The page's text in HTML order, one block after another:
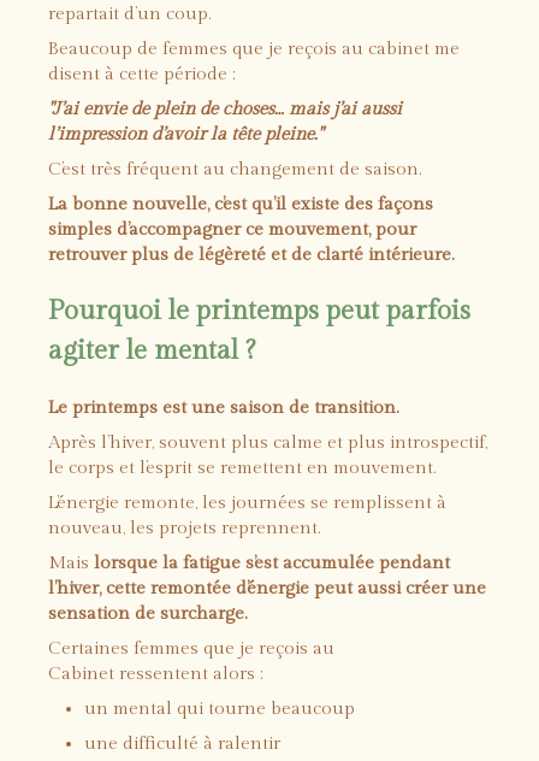
repartait d’un coup.
Beaucoup de femmes que je reçois au cabinet me
disent à cette période :
"J’ai envie de plein de choses… mais j’ai aussi
l’impression d’avoir la tête pleine."
C’est très fréquent au changement de saison.
La bonne nouvelle, c’est qu’il existe des façons
simples d’accompagner ce mouvement, pour
retrouver plus de légèreté et de clarté intérieure.
Pourquoi le printemps peut parfois
agiter le mental ?
Le printemps est une saison de transition.
Après l’hiver, souvent plus calme et plus introspectif,
le corps et l’esprit se remettent en mouvement.
L’énergie remonte, les journées se remplissent à
nouveau, les projets reprennent.
Mais lorsque la fatigue s’est accumulée pendant
l’hiver, cette remontée d’énergie peut aussi créer une
sensation de surcharge.
Certaines femmes que je reçois au
Cabinet ressentent alors :
un mental qui tourne beaucoup
une difficulté à ralentir